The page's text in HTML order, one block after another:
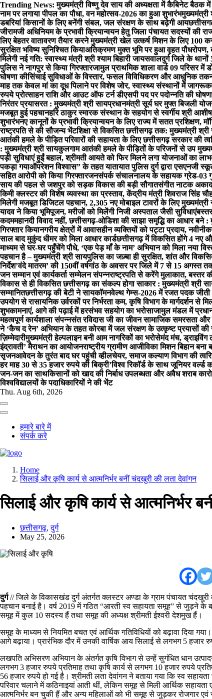
Trending News: मुख्यमंत्री विष्णु देव साय की अध्यक्षता में कैबिनेट बैठक में
नाम पर लगाया पीपल का पौधा, वन महोत्सव-2026 का हुआ शुभारंभमुख्यमंत्री
डबरियां किसानों के लिए बनेंगी संबल, जल संरक्षण के साथ बढ़ेगी आय
जीरामजी अधिनियम के प्रभावी क्रियान्वयन हेतु जिला पंचायत सदस्यों की
लिए बेहतर वातावरण तैयार करने मुख्यमंत्री खेल उत्कर्ष मिशन के लिए 100
सुरक्षित भविष्य सुनिश्चित कियाअतिक्रमण मुक्त भूमि पर हुआ वृहत पौधरोपण,
मिलेगी नई गति: स्वास्थ्य मंत्री श्री श्याम बिहारी जायसवालदुर्ग जिले के
पुलिस ने नागपुर से किया गिरफ्तारजामुल प्राथमिक शाला वार्ड 09 परिसर में
घोषणा कीसिंचाई सुविधाओं के विस्तार, फसल विविधिकरण और आधुनिक
माह तक केवल मां का दूध पिलाने पर विशेष जोर, स्वास्थ्य संस्थानों में
रुपये प्रोत्साहन राशि और आउट ऑफ टर्न डीएसपी पद पर पदोन्नति की
निरंतर प्रयासरत : मुख्यमंत्री श्री सायप्रधानमंत्री सूर्य घर मुफ्त बिजली
मजबूत हुई पहचानहरि ठाकुर स्मारक संस्थान के सहयोग से स्वर्गीय श्री आशीष
शुभारंभनए कानूनों के प्रभावी क्रियान्वयन के लिए राज्य में सतत प्रशिक्षण,
राष्ट्रपति से की सौजन्य भेंटशिक्षा से विकसित छत्तीसगढ़ तक: मुख्यमंत्री श्री
आतंकी हमले के पीड़ित परिवारों की सहायता के लिए छत्तीसगढ़ सरकार की
: मुख्यमंत्री श्री सायकुलगाम आतंकी हमले के पीड़ितों के परिजनों से उप
पड़ी सुविधाएं हुईं बहाल, श्रीमती आयते को फिर मिलने लगा योजनाओं का लाभ
पकड़ा गयाऑपरेशन विश्वास” के तहत यातायात पुलिस दुर्ग द्वारा एसएनजी
सहित आरोपी को किया गिरफ्तारजनसंपर्क संचालनालय के सहायक ग्रेड-03
साय की पहल से जशपुर को सड़क विकास की बड़ी सौगातसंगीत नाटक
किमी क्लस्टर की विशेष व्यवस्था का प्रस्ताव, केंद्रीय मंत्री शिवराज सिंह
मिलेगी मजबूत डिजिटल पहचान, 2,305 नए मोबाइल टावरों के लिए मुख्यमंत्री
यादव ने किया भूमिपूजन, मरीजों को मिलेंगी निजी अस्पताल जैसी सुविधाएं
कदममहानदी विवाद नहीं, छत्तीसगढ़-ओडिशा की साझा समृद्धि का आधार बने :
गिरफ्तार कियानगरीय क्षेत्रों में आवासहीन व्यक्तियों को पट्टा प्रदाय,
साल बाद मुकुंद धीमर को मिला आधार कार्डछत्तीसगढ़ में विकसित होंगे 4 नए
माध्यम से घर-घर पहुँचेंगे पौधे, ‘एक पेड़ माँ के नाम’ अभियान को मिला नया
पहचान है – मुख्यमंत्री श्री सायपुलिस का जज़्बा ही सुरक्षित, शांत और
निर्देश’वंदे मातरम’ की 150वीं वर्षगांठ के अवसर पर जिले में 7 से 15 अगस्त
जन सम्मान एवं कार्यकर्ता सम्मेलन संपन्नराष्ट्रपति से करेंगे मुलाकात, बस्तर
विकास से ही विकसित छत्तीसगढ़ का संकल्प होगा साकार : मुख्यमंत्री श्री
सम्मानितछत्तीसगढ़ की बेटी ने सायकॉमनवेल्थ गेम्स-2026 में रजत पदक जीती
उपयोग से रासायनिक उर्वरकों पर निर्भरता कम, कृषि विभाग के मार्गदर्शन से
शुभकामनाएं, आगे की पढ़ाई में हरसंभव सहयोग का भरोसाजामुल मंडल में
महत्वपूर्ण कार्यशाला संपन्नसंत रविदास जी का जीवन सामाजिक समरसता
ने ‘कैच द रेन’ अभियान के तहत कोरबा में जल संरक्षण के उत्कृष्ट प्रयासों की
ज़िम्मेदारीमुख्यमंत्री हेल्पलाइन बनी आम नागरिकों का भरोसेमंद मंच,
इंद्रावती’ मैराथन का आयोजनराष्ट्रीय ग्रामीण आजीविका मिशन बिहान
सृजनआवेदन के तुरंत बाद घर पहुंची व्हीलचेयर, समाज कल्याण विभाग की
हर माह 30 से 35 हजार रुपये की बिक्री’विश्व रिकॉर्ड के साथ जूनियर वर्ल्ड
जन-जन का साथकिसानों को खाद की निर्बाध उपलब्धता और अवैध शराब
विश्वविद्यालयों के पदाधिकारियों ने की भेंट
Thu. Aug 6th, 2026
हमारे बारे में
संपर्क करे
Home
सिलाई और कृषि कार्य से आत्मनिर्भर बनीं चंदखुरी की लता देवांगन
सिलाई और कृषि कार्य से आत्मनिर्भर
छत्तीसगढ़,दुर्ग
May 25, 2026
दुर्ग// जिले के विकासखंड दुर्ग अंतर्गत क्लस्टर अण्डा के ग्राम पंचायत चंदखुरी
पहचान बनाई है। वर्ष 2019 में गठित “आरती स्व सहायता समूह” से जुड़ने के
समूह में कुल 10 सदस्य हैं तथा समूह की अध्यक्ष श्रीमती ईश्वरी देशमुख हैं।
समूह के माध्यम से नियमित बचत एवं आर्थिक गतिविधियों को बढ़ावा दिया
आगे बढ़ाया। प्रारंभिक दौर में उनकी वार्षिक आय सिलाई से लगभग 5
लखपति अभिसरण अभियान के अंतर्गत कृषि विभाग से उन्हें सुगंधित धान
लगभग 3 हजार रुपये प्रतिमाह तथा कृषि कार्य से लगभग 10 हजार रुपये
56 हजार रुपये हो गई है। श्रीमती लता देवांगन ने बताया गया कि स्व
परिवार चलाने में कठिनाइयां आती थीं, लेकिन समूह से मिली आर्थिक
आत्मनिर्भर बन चुकी हैं और अन्य महिलाओं को भी समूह से जुड़कर रोजगार एवं